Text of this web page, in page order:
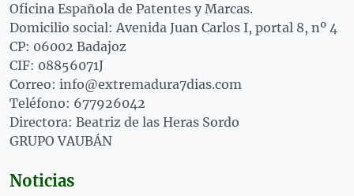
Oficina Española de Patentes y Marcas.
Domicilio social: Avenida Juan Carlos I, portal 8, nº 4
CP: 06002 Badajoz
CIF: 08856071J
Correo: info@extremadura7dias.com
Teléfono: 677926042
Directora: Beatriz de las Heras Sordo
GRUPO VAUBÁN
Noticias